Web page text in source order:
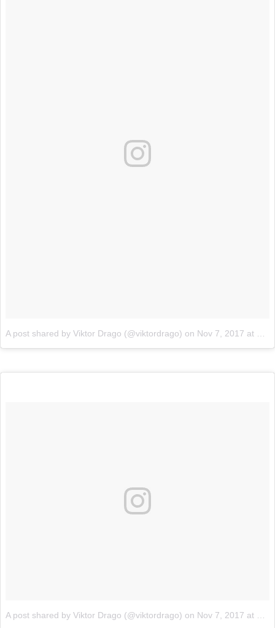
A post shared by Viktor Drago (@viktordrago) on Nov 7, 2017 at 2:48pm PST
A post shared by Viktor Drago (@viktordrago) on Nov 7, 2017 at 5:17pm PST